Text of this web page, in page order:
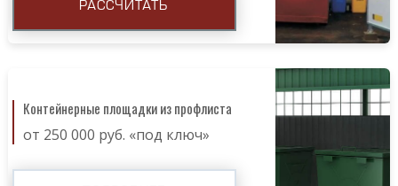
РАССЧИТАТЬ
Контейнерные площадки из профлиста
от 250 000 руб. «под ключ»